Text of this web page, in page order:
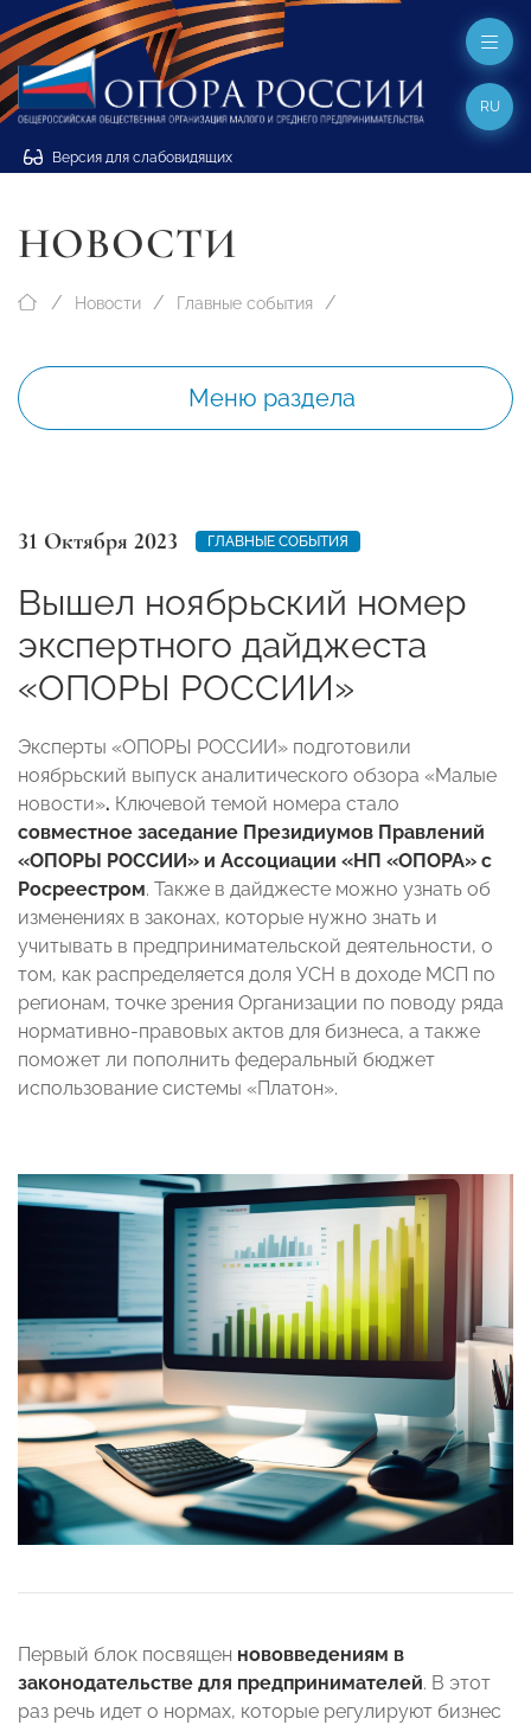
Версия для слабовидящих
RU
НОВОСТИ
Новости Главные события
Меню раздела
31 Октября 2023 ГЛАВНЫЕ СОБЫТИЯ
Вышел ноябрьский номер
экспертного дайджеста
«ОПОРЫ РОССИИ»
Эксперты «ОПОРЫ РОССИИ» подготовили
ноябрьский выпуск аналитического обзора «Малые
новости». Ключевой темой номера стало
совместное заседание Президиумов Правлений
«ОПОРЫ РОССИИ» и Ассоциации «НП «ОПОРА» с
Росреестром. Также в дайджесте можно узнать об
изменениях в законах, которые нужно знать и
учитывать в предпринимательской деятельности, о
том, как распределяется доля УСН в доходе МСП по
регионам, точке зрения Организации по поводу ряда
нормативно-правовых актов для бизнеса, а также
поможет ли пополнить федеральный бюджет
использование системы «Платон».
Первый блок посвящен нововведениям в
законодательстве для предпринимателей. В этот
раз речь идет о нормах, которые регулируют бизнес